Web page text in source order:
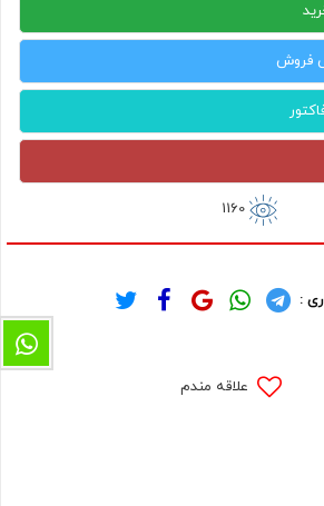
فروش
1160
:
علاقه مندم